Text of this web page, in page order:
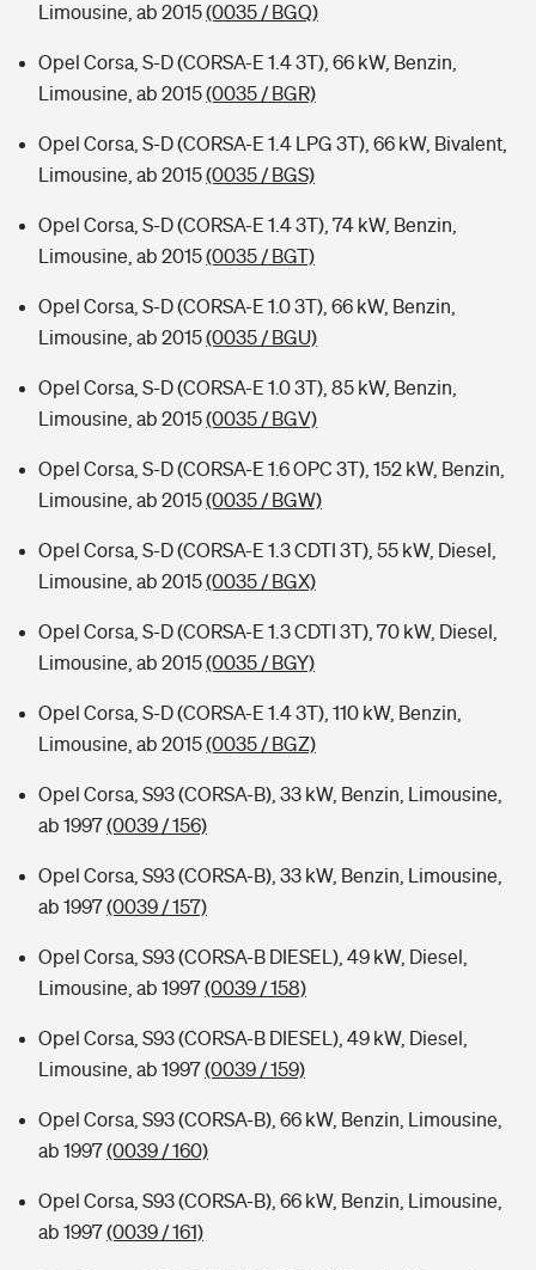
Limousine, ab 2015(0035 / BGQ)
Opel Corsa, S-D (CORSA-E 1.4 3T), 66 kW, Benzin,
Limousine, ab 2015(0035 / BGR)
Opel Corsa, S-D (CORSA-E 1.4 LPG 3T), 66 kW, Bivalent,
Limousine, ab 2015(0035 / BGS)
Opel Corsa, S-D (CORSA-E 1.4 3T), 74 kW, Benzin,
Limousine, ab 2015(0035 / BGT)
Opel Corsa, S-D (CORSA-E 1.0 3T), 66 kW, Benzin,
Limousine, ab 2015(0035 / BGU)
Opel Corsa, S-D (CORSA-E 1.0 3T), 85 kW, Benzin,
Limousine, ab 2015(0035 / BGV)
Opel Corsa, S-D (CORSA-E 1.6 OPC 3T), 152 kW, Benzin,
Limousine, ab 2015(0035 / BGW)
Opel Corsa, S-D (CORSA-E 1.3 CDTI 3T), 55 kW, Diesel,
Limousine, ab 2015(0035 / BGX)
Opel Corsa, S-D (CORSA-E 1.3 CDTI 3T), 70 kW, Diesel,
Limousine, ab 2015(0035 / BGY)
Opel Corsa, S-D (CORSA-E 1.4 3T), 110 kW, Benzin,
Limousine, ab 2015(0035 / BGZ)
Opel Corsa, S93 (CORSA-B), 33 kW, Benzin, Limousine,
ab 1997(0039 / 156)
Opel Corsa, S93 (CORSA-B), 33 kW, Benzin, Limousine,
ab 1997(0039 / 157)
Opel Corsa, S93 (CORSA-B DIESEL), 49 kW, Diesel,
Limousine, ab 1997(0039 / 158)
Opel Corsa, S93 (CORSA-B DIESEL), 49 kW, Diesel,
Limousine, ab 1997(0039 / 159)
Opel Corsa, S93 (CORSA-B), 66 kW, Benzin, Limousine,
ab 1997(0039 / 160)
Opel Corsa, S93 (CORSA-B), 66 kW, Benzin, Limousine,
ab 1997(0039 / 161)